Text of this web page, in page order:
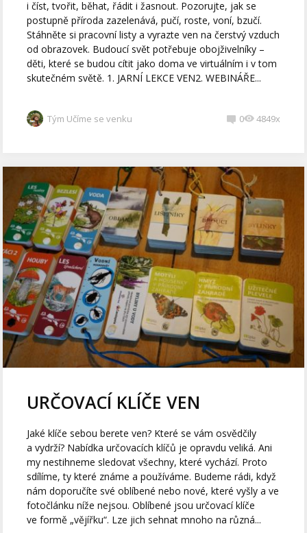
i číst, tvořit, běhat, řádit i žasnout. Pozorujte, jak se
postupně příroda zazelenává, pučí, roste, voní, bzučí.
Stáhněte si pracovní listy a vyrazte ven na čerstvý vzduch
od obrazovek. Budoucí svět potřebuje obojživelníky –
děti, které se budou cítit jako doma ve virtuálním i v tom
skutečném světě. 1. JARNÍ LEKCE VEN2. WEBINÁŘE...
Tým Učíme se venku 0 4849x
URČOVACÍ KLÍČE VEN
Jaké klíče sebou berete ven? Které se vám osvědčily
a vydrží? Nabídka určovacích klíčů je opravdu veliká. Ani
my nestihneme sledovat všechny, které vychází. Proto
sdílíme, ty které známe a používáme. Budeme rádi, když
nám doporučíte své oblíbené nebo nové, které vyšly a ve
fotočlánku níže nejsou. Oblíbené jsou určovací klíče
ve formě „vějířku“. Lze jich sehnat mnoho na různá...